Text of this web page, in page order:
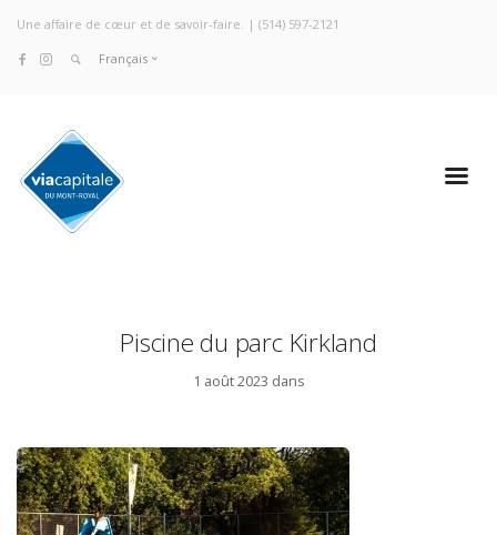
Une affaire de cœur et de savoir-faire. | (514) 597-2121
Français
Piscine du parc Kirkland
1 août 2023 dans